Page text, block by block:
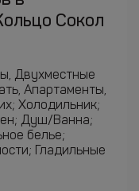
Сокол
Двухместные
Апартаменты,
Холодильник;
Душ/Ванна;
белье;
Гладильные